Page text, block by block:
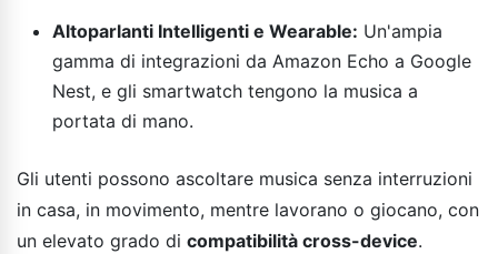
Altoparlanti Intelligenti e Wearable: Un'ampia
gamma di integrazioni da Amazon Echo a Google
Nest, e gli smartwatch tengono la musica a
portata di mano.
Gli utenti possono ascoltare musica senza interruzioni
in casa, in movimento, mentre lavorano o giocano, con
un elevato grado di compatibilità cross-device.